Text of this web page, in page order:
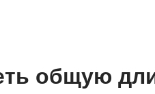
общую